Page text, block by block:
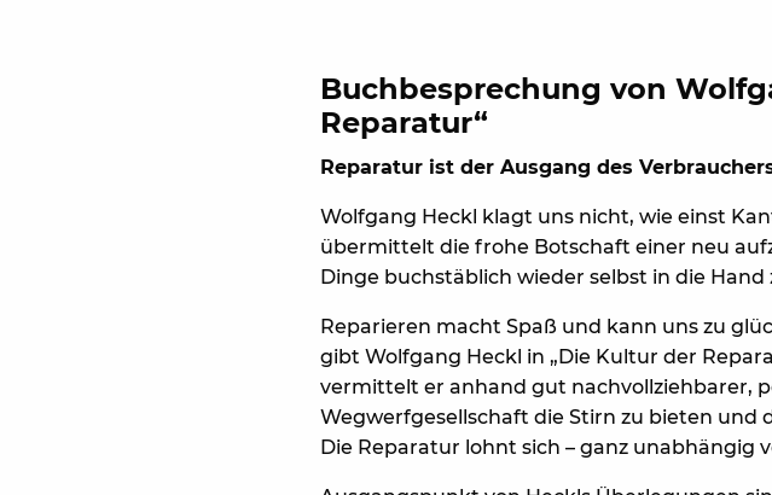
Buchbesprechung von
Reparatur“
Reparatur ist der Ausgang des
Wolfgang Heckl klagt uns nicht, wie einst
übermittelt die frohe Botschaft einer neu
Dinge buchstäblich wieder selbst in die Hand
Reparieren macht Spaß und kann uns zu
gibt Wolfgang Heckl in „Die Kultur der
vermittelt er anhand gut nachvollziehbarer,
Wegwerfgesellschaft die Stirn zu bieten und
Die Reparatur lohnt sich – ganz unabhängig